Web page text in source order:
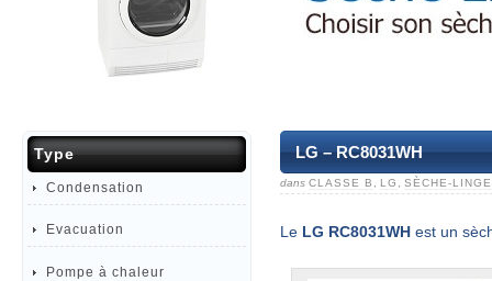
LG – RC8031WH
dans CLASSE B LG SÈCHE-
Le LG RC8031WH est un
Type
Condensation
Evacuation
Pompe à chaleur